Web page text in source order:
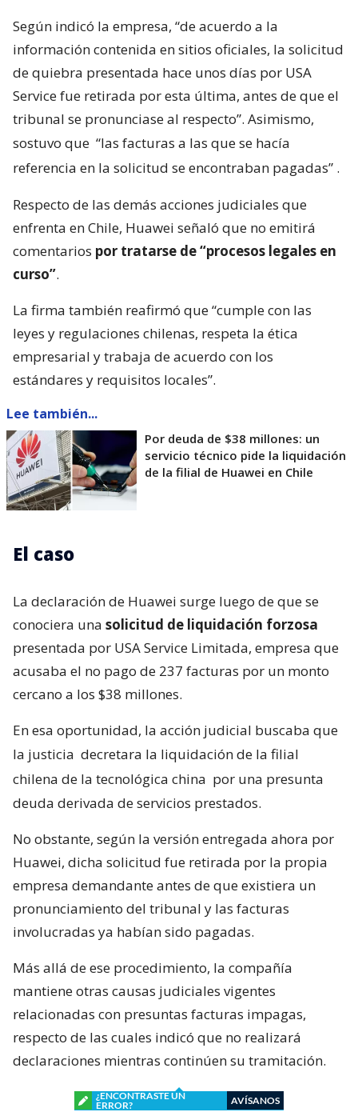
Según indicó la empresa, “de acuerdo a la
información contenida en sitios oficiales, la solicitud
de quiebra presentada hace unos días por USA
Service fue retirada por esta última, antes de que el
tribunal se pronunciase al respecto”. Asimismo,
sostuvo que “las facturas a las que se hacía
referencia en la solicitud se encontraban pagadas” .
Respecto de las demás acciones judiciales que
enfrenta en Chile, Huawei señaló que no emitirá
comentarios por tratarse de “procesos legales en
curso”.
La firma también reafirmó que “cumple con las
leyes y regulaciones chilenas, respeta la ética
empresarial y trabaja de acuerdo con los
estándares y requisitos locales”.
Lee también...
Por deuda de $38 millones: un
servicio técnico pide la liquidación
de la filial de Huawei en Chile
El caso
La declaración de Huawei surge luego de que se
conociera una solicitud de liquidación forzosa
presentada por USA Service Limitada, empresa que
acusaba el no pago de 237 facturas por un monto
cercano a los $38 millones.
En esa oportunidad, la acción judicial buscaba que
la justicia decretara la liquidación de la filial
chilena de la tecnológica china por una presunta
deuda derivada de servicios prestados.
No obstante, según la versión entregada ahora por
Huawei, dicha solicitud fue retirada por la propia
empresa demandante antes de que existiera un
pronunciamiento del tribunal y las facturas
involucradas ya habían sido pagadas.
Más allá de ese procedimiento, la compañía
mantiene otras causas judiciales vigentes
relacionadas con presuntas facturas impagas,
respecto de las cuales indicó que no realizará
declaraciones mientras continúen su tramitación.
¿ENCONTRASTE UN
ERROR?
AVÍSANOS